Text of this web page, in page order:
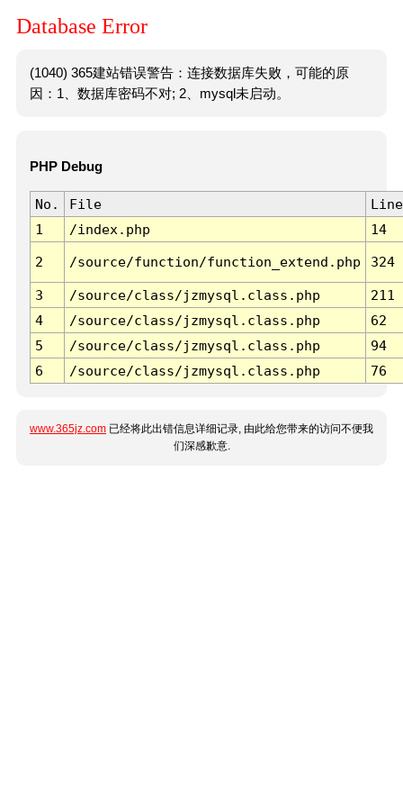
Database Error
(1040) 365建站错误警告：连接数据库失败，可能的原
因：1、数据库密码不对; 2、mysql未启动。
PHP Debug
No. File
Line
1
/index.php 14
2 /source/function/function_extend.php 324
3 /source/class/jzmysql.class.php
211
4
/source/class/jzmysql.class.php
62
5
/source/class/jzmysql.class.php
94
6
/source/class/jzmysql.class.php 76
www.365jz.com 已经将此出错信息详细记录, 由此给您带来的访问不便我
们深感歉意.